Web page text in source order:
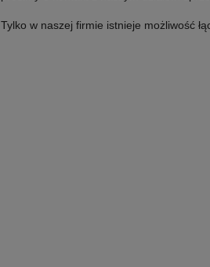
Tylko w naszej firmie istnieje możliwość